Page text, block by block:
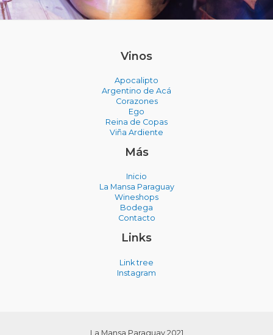
Vinos
Apocalipto
Argentino de Acá
Corazones
Ego
Reina de Copas
Viña Ardiente
Más
Inicio
La Mansa Paraguay
Wineshops
Bodega
Contacto
Links
Link tree
Instagram
La Mansa Paraguay 2021